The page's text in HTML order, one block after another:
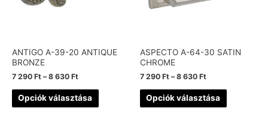
ANTIGO A-39-20 ANTIQUE
BRONZE
7 290 Ft –8 630 Ft
Opciók választása
ASPECTO A-64-30 SATIN
CHROME
7 290 Ft –8 630 Ft
Opciók választása